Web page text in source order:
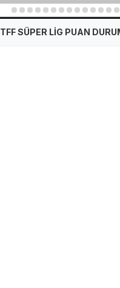
2 3 4 5 6 7 8 9 10 11 12 13 14
TFF SÜPER LİG PUAN